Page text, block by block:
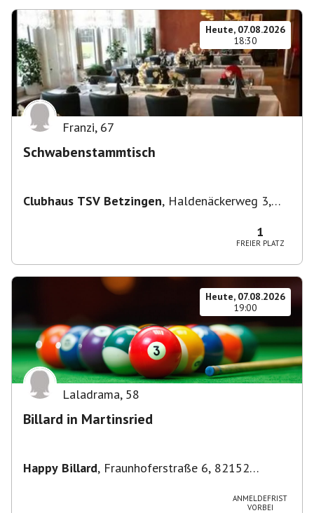
Heute, 07.08.2026
18:30
Franzi, 67
Schwabenstammtisch
Clubhaus TSV Betzingen, Haldenäckerweg 3,
1
FREIER PLATZ
Heute, 07.08.2026
19:00
Laladrama, 58
Billard in Martinsried
Happy Billard, Fraunhoferstraße 6, 82152
ANMELDEFRIST
VORBEI